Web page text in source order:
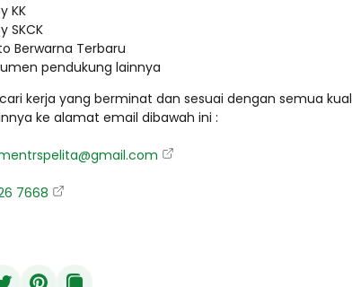
KK
SKCK
Berwarna Terbaru
pendukung lainnya
kerja yang berminat dan sesuai dengan semua
ke alamat email dibawah ini :
7668